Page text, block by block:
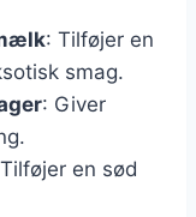
: Tilføjer en
smag.
: Giver
en sød